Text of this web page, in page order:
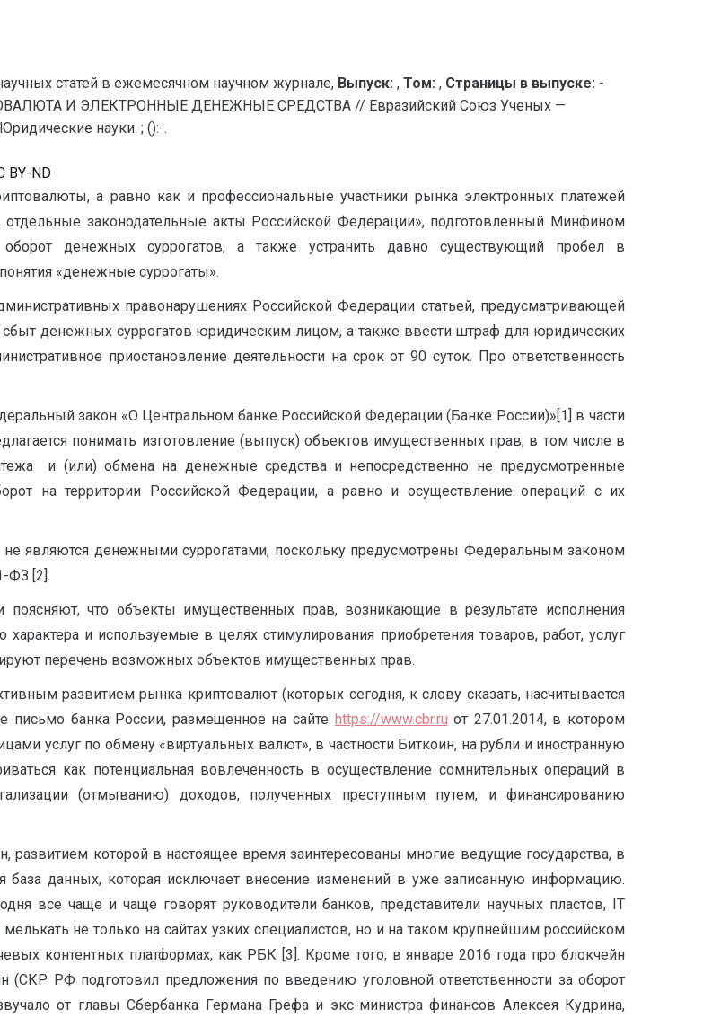
статей в ежемесячном научном журнале, Выпуск: , Том: , Страницы в выпуске: -
И ЭЛЕКТРОННЫЕ ДЕНЕЖНЫЕ СРЕДСТВА // Евразийский Союз Ученых —
науки. ; ():-.
BY-ND
а равно как и профессиональные участники рынка электронных платежей
законодательные акты Российской Федерации», подготовленный Минфином
оборот денежных суррогатов, а также устранить давно существующий пробел в
«денежные суррогаты».
правонарушениях Российской Федерации статьей, предусматривающей
сбыт денежных суррогатов юридическим лицом, а также ввести штраф для юридических
приостановление деятельности на срок от 90 суток. Про ответственность
закон «О Центральном банке Российской Федерации (Банке России)»[1] в части
понимать изготовление (выпуск) объектов имущественных прав, в том числе в
и (или) обмена на денежные средства и непосредственно не предусмотренные
на территории Российской Федерации, а равно и осуществление операций с их
являются денежными суррогатами, поскольку предусмотрены Федеральным законом
ФЗ [2].
что объекты имущественных прав, возникающие в результате исполнения
и используемые в целях стимулирования приобретения товаров, работ, услуг
перечень возможных объектов имущественных прав.
развитием рынка криптовалют (которых сегодня, к слову сказать, насчитывается
письмо банка России, размещенное на сайте https://www.cbr.ru от 27.01.2014, в котором
услуг по обмену «виртуальных валют», в частности Биткоин, на рубли и иностранную
как потенциальная вовлеченность в осуществление сомнительных операций в
(отмыванию) доходов, полученных преступным путем, и финансированию
развитием которой в настоящее время заинтересованы многие ведущие государства, в
база данных, которая исключает внесение изменений в уже записанную информацию.
все чаще и чаще говорят руководители банков, представители научных пластов, IT
не только на сайтах узких специалистов, но и на таком крупнейшим российском
контентных платформах, как РБК [3]. Кроме того, в январе 2016 года про блокчейн
(СКР РФ подготовил предложения по введению уголовной ответственности за оборот
от главы Сбербанка Германа Грефа и экс-министра финансов Алексея Кудрина,